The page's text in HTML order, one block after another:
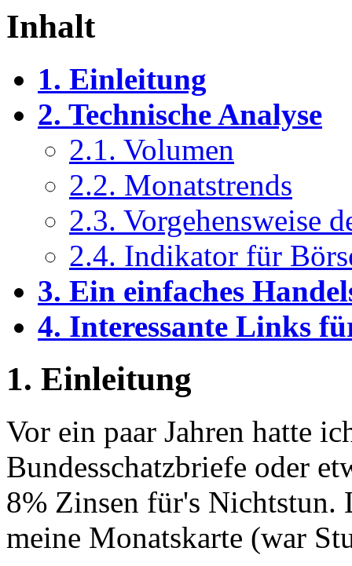
Inhalt
1. Einleitung
2. Technische Analyse
2.1. Volumen
2.2. Monatstrends
2.3. Vorgehensweise
2.4. Indikator für
3. Ein einfaches
4. Interessante Links
1. Einleitung
Vor ein paar Jahren hatte
Bundesschatzbriefe oder
8% Zinsen für's Nichtstun.
meine Monatskarte (war